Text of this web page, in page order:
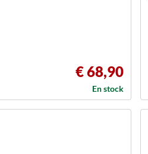
€ 68,90
En stock